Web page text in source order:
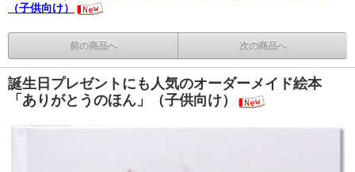
（子供向け）
前の商品へ 次の商品へ
誕生日プレゼントにも人気のオーダーメイド絵本
「ありがとうのほん」（子供向け）